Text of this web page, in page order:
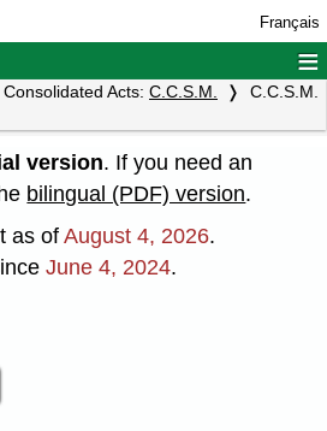
Français
≡
Consolidated Acts: C.C.S.M.
C.C.S.M.
version. If you need an
bilingual (PDF) version.
as of August 4, 2026.
June 4, 2024.